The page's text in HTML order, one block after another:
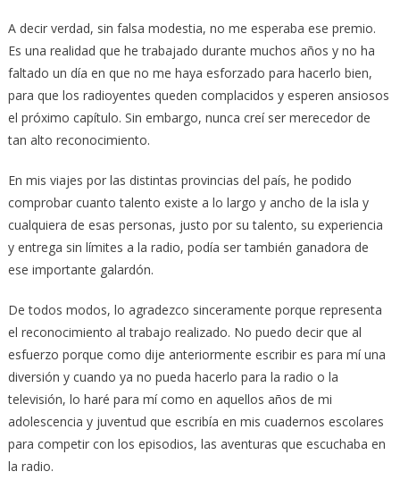
A decir verdad, sin falsa modestia, no me esperaba ese premio.
Es una realidad que he trabajado durante muchos años y no ha
faltado un día en que no me haya esforzado para hacerlo bien,
para que los radioyentes queden complacidos y esperen ansiosos
el próximo capítulo. Sin embargo, nunca creí ser merecedor de
tan alto reconocimiento.
En mis viajes por las distintas provincias del país, he podido
comprobar cuanto talento existe a lo largo y ancho de la isla y
cualquiera de esas personas, justo por su talento, su experiencia
y entrega sin límites a la radio, podía ser también ganadora de
ese importante galardón.
De todos modos, lo agradezco sinceramente porque representa
el reconocimiento al trabajo realizado. No puedo decir que al
esfuerzo porque como dije anteriormente escribir es para mí una
diversión y cuando ya no pueda hacerlo para la radio o la
televisión, lo haré para mí como en aquellos años de mi
adolescencia y juventud que escribía en mis cuadernos escolares
para competir con los episodios, las aventuras que escuchaba en
la radio.